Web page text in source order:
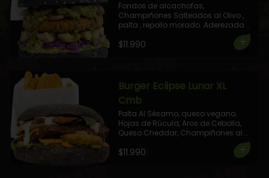
Fondos de alcachofas,
Champiñones Salteados al Olivo ,
palta , repollo morado. Aderezada
+ 1 Elige tu Combo!
$11.990
Burger Eclipse Lunar XL
Cmb
Palta Al Sésamo, queso vegano,
Hojas de Rúcula, Aros de Cebolla,
Queso Cheddar, Champiñones al
Cilantro Albahaca.
$11.990